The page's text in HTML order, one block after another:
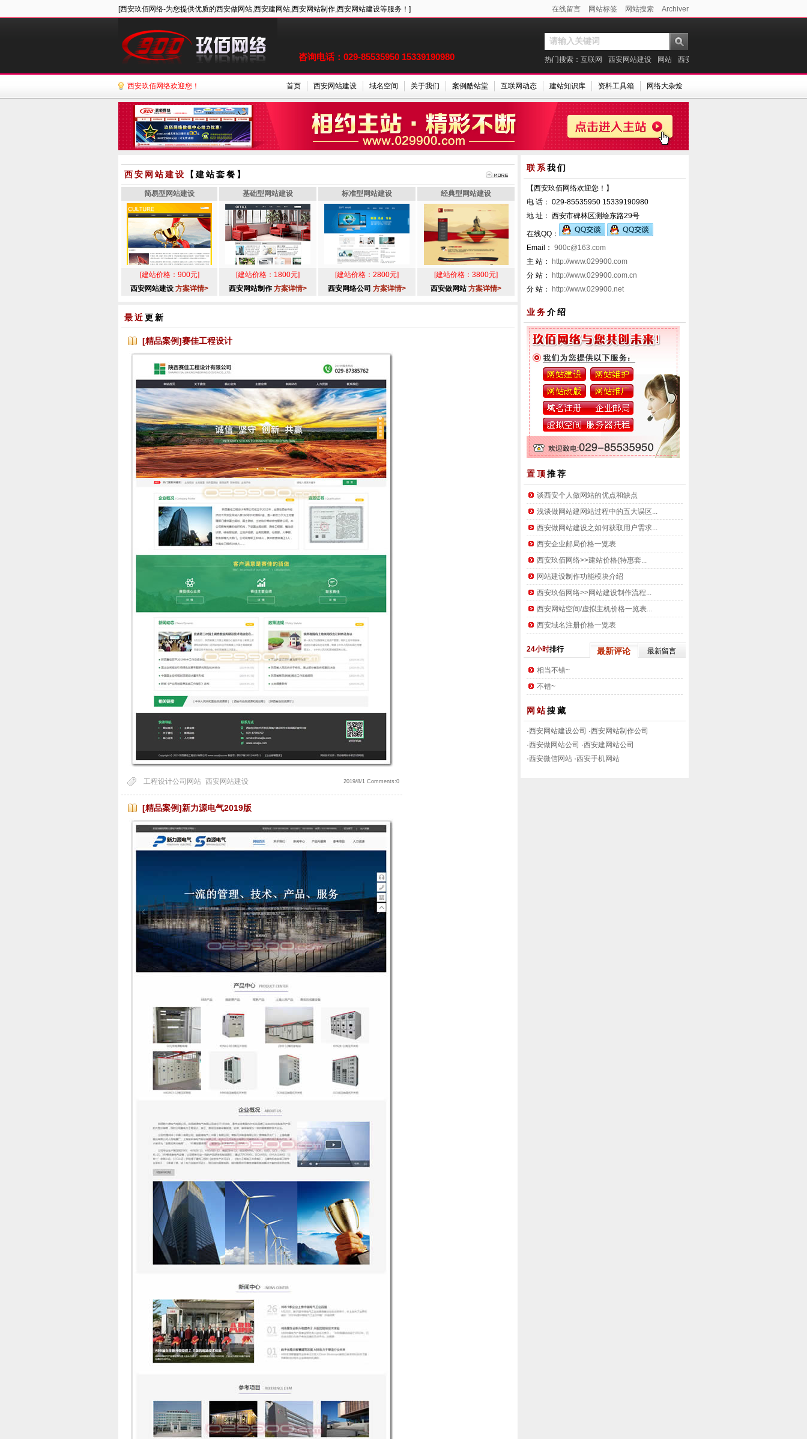
在线留言 网站标签 网站搜索 Archiver
[西安玖佰网络-为您提供优质的西安做网站,西安建网站,西安网站制作,西安网站建设等服务！]
咨询电话：029-85535950 15339190980 热门搜索： 互联网 西安网站建设 网站 西安做网站
西安玖佰网络欢迎您！ 首页 西安网站建设 域名空间 关于我们 案例酷站堂 互联网动态 建站知识库 资料工具箱 网络大杂烩
西安网站建设 【建站套餐】
简易型网站建设
[建站价格：900元]
西安网站建设 方案详情>
基础型网站建设
[建站价格：1800元]
西安网站制作 方案详情>
标准型网站建设
[建站价格：2800元]
西安网络公司 方案详情>
经典型网站建设
[建站价格：3800元]
西安做网站 方案详情>
最近更新
[精品案例]赛佳工程设计
2019/8/1 Comments:0
工程设计公司网站 西安网站建设
[精品案例]新力源电气2019版
联系我们
【西安玖佰网络欢迎您！】
电 话： 029-85535950 15339190980
地 址： 西安市碑林区测绘东路29号
在线QQ：
Email： 900c@163.com
主 站：
http://www.029900.com
分 站：
http://www.029900.com.cn
分 站：
http://www.029900.net
业务介绍
置顶推荐
谈西安个人做网站的优点和缺点
浅谈做网站建网站过程中的五大误区...
西安做网站建设之如何获取用户需求...
西安企业邮局价格一览表
西安玖佰网络>>建站价格(特惠套...
网站建设制作功能模块介绍
西安玖佰网络>>网站建设制作流程...
西安网站空间/虚拟主机价格一览表...
西安域名注册价格一览表
24小时排行 最新评论 最新留言
相当不错~
不错~
网站搜藏
·西安网站建设公司 ·西安网站制作公司
·西安做网站公司 ·西安建网站公司
·西安微信网站 ·西安手机网站